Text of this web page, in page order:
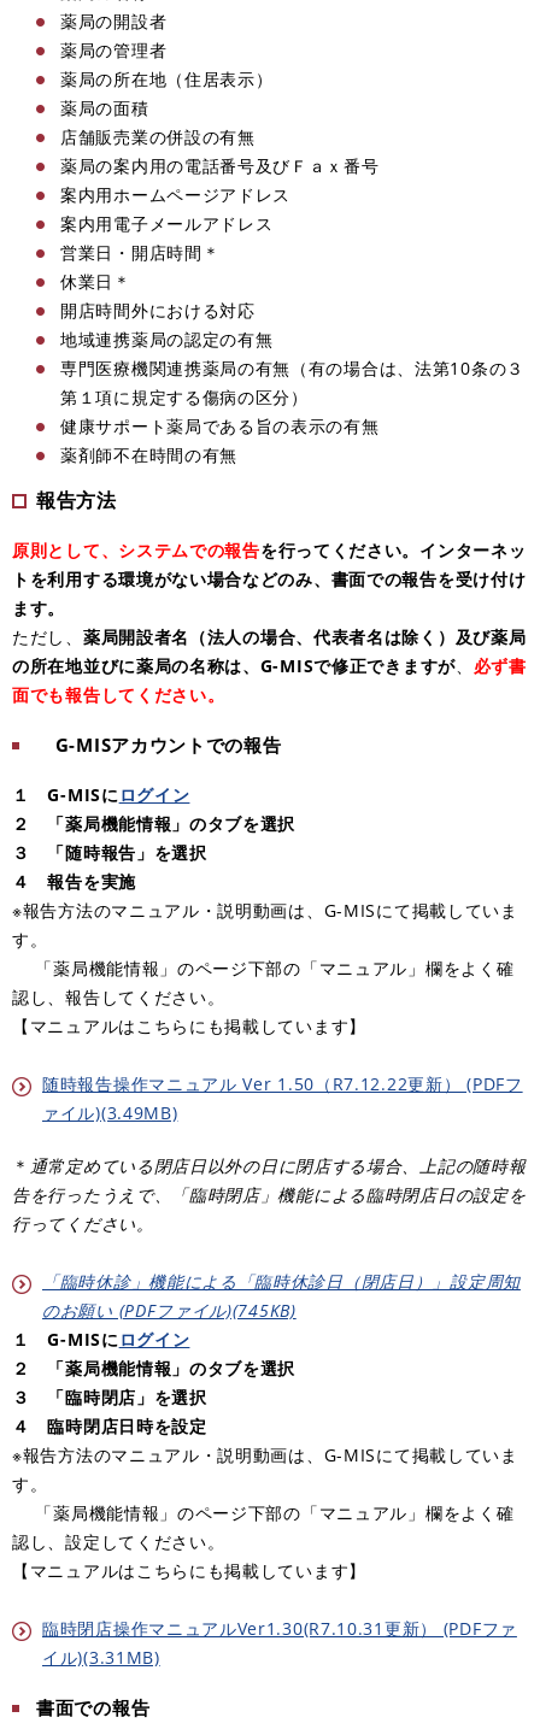
薬局の開設者
薬局の管理者
薬局の所在地（住居表示）
薬局の面積
店舗販売業の併設の有無
薬局の案内用の電話番号及びＦａｘ番号
案内用ホームページアドレス
案内用電子メールアドレス
営業日・開店時間＊
休業日＊
開店時間外における対応
地域連携薬局の認定の有無
専門医療機関連携薬局の有無（有の場合は、法第10条の３
第１項に規定する傷病の区分）
健康サポート薬局である旨の表示の有無
薬剤師不在時間の有無
報告方法
原則として、システムでの報告を行ってください。インターネッ
トを利用する環境がない場合などのみ、書面での報告を受け付け
ます。
ただし、 薬局開設者名（法人の場合、代表者名は除く）及び薬局
の所在地並びに薬局の名称は、G-MISで修正できますが、 必ず書
面でも報告してください。
G-MISアカウントでの報告
１ G-MISに ログイン
２ 「薬局機能情報」のタブを選択
３ 「随時報告」を選択
４ 報告を実施
※報告方法のマニュアル・説明動画は、G-MISにて掲載していま
す。
「薬局機能情報」のページ下部の「マニュアル」欄をよく確
認し、報告してください。
【マニュアルはこちらにも掲載しています】
随時報告操作マニュアル Ver 1.50（R7.12.22更新） (PDFフ
ァイル)(3.49MB)
＊ 通常定めている閉店日以外の日に閉店する場合、上記の随時報
告を行ったうえで、「臨時閉店」機能による臨時閉店日の設定を
行ってください。
「臨時休診」機能による「臨時休診日（閉店日）」設定周知
のお願い (PDFファイル)(745KB)
１ G-MISに ログイン
２ 「薬局機能情報」のタブを選択
３ 「臨時閉店」を選択
４ 臨時閉店日時を設定
※報告方法のマニュアル・説明動画は、G-MISにて掲載していま
す。
「薬局機能情報」のページ下部の「マニュアル」欄をよく確
認し、設定してください。
【マニュアルはこちらにも掲載しています】
臨時閉店操作マニュアルVer1.30(R7.10.31更新） (PDFファ
イル)(3.31MB)
書面での報告